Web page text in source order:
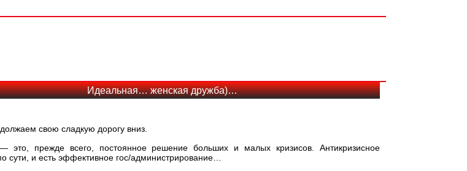
Идеальная… женская дружба)…
свою сладкую дорогу вниз.
— это, прежде всего, постоянное решение больших и малых кризисов. Антикризисное
сути, и есть эффективное гос/администрирование…